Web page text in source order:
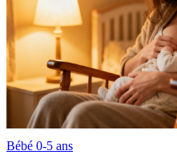
Bébé 0-5 ans